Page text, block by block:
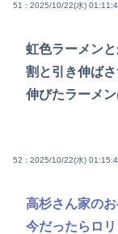
51 : 2025/10/22(水)
虹色ラーメン
割と引き伸ば
伸びたラーメ
52 : 2025/10/22(水)
高杉さん家の
今だったらロ